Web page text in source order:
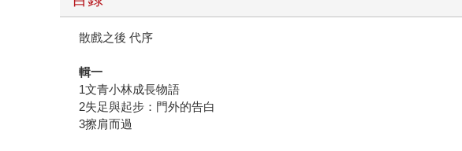
散戲之後 代序
輯一
1文青小林成長物語
2失足與起步：門外的告白
3擦肩而過